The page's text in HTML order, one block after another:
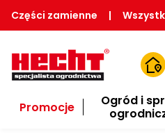
Części zamienne |
Promocje
Ogród i